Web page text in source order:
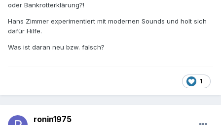
oder Bankrotterklärung?!
Hans Zimmer experimentiert mit modernen Sounds und holt sich
dafür Hilfe.
Was ist daran neu bzw. falsch?
1
ronin1975